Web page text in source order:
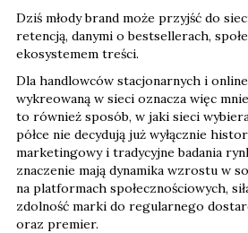
Dziś młody brand może przyjść do
retencją, danymi o bestsellerach,
ekosystemem treści.
Dla handlowców stacjonarnych i
wykreowaną w sieci oznacza więc
to również sposób, w jaki sieci
półce nie decydują już wyłącznie
marketingowy i tradycyjne badania
znaczenie mają dynamika wzrostu w
na platformach społecznościowych,
zdolność marki do regularnego
oraz premier.